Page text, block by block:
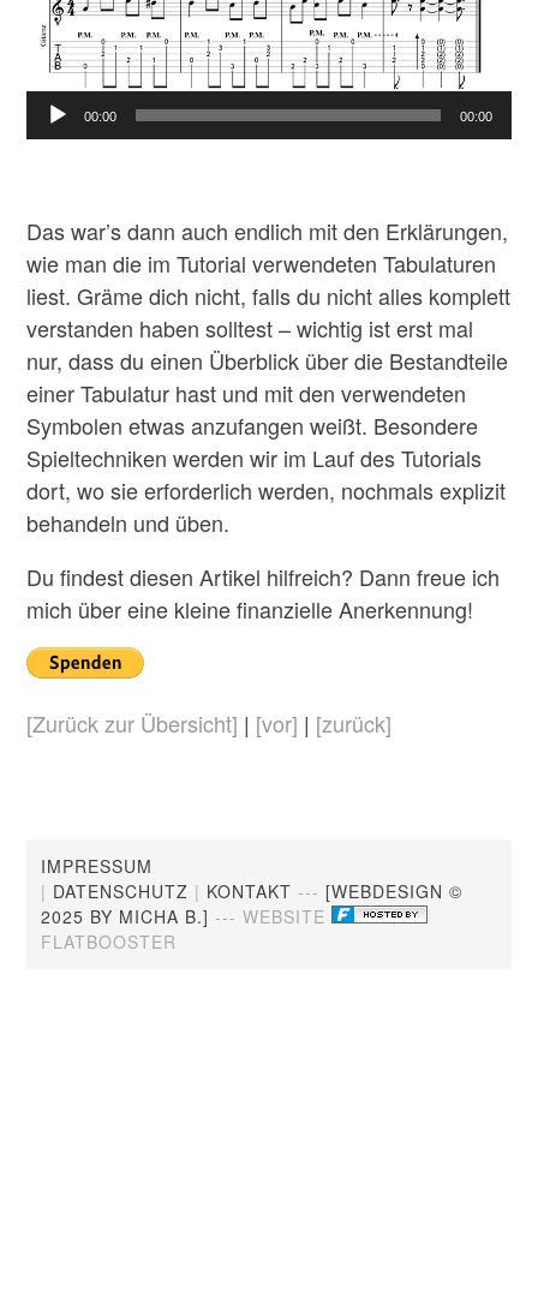
00:00 00:00
Das war’s dann auch endlich mit den Erklärungen,
wie man die im Tutorial verwendeten Tabulaturen
liest. Gräme dich nicht, falls du nicht alles komplett
verstanden haben solltest – wichtig ist erst mal
nur, dass du einen Überblick über die Bestandteile
einer Tabulatur hast und mit den verwendeten
Symbolen etwas anzufangen weißt. Besondere
Spieltechniken werden wir im Lauf des Tutorials
dort, wo sie erforderlich werden, nochmals explizit
behandeln und üben.
Du findest diesen Artikel hilfreich? Dann freue ich
mich über eine kleine finanzielle Anerkennung!
[Zurück zur Übersicht] | [vor] | [zurück]
IMPRESSUM
| DATENSCHUTZ | KONTAKT --- [WEBDESIGN ©
2025 BY MICHA B.] --- WEBSITE
FLATBOOSTER